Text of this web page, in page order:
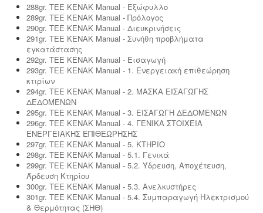
288gr. ΤΕΕ ΚΕΝΑΚ Manual - Εξώφυλλο
289gr. ΤΕΕ ΚΕΝΑΚ Manual - Πρόλογος
290gr. ΤΕΕ ΚΕΝΑΚ Manual - Διευκρινήσεις
291gr. ΤΕΕ ΚΕΝΑΚ Manual - Συνήθη προβλήματα
εγκατάστασης
292gr. ΤΕΕ ΚΕΝΑΚ Manual - Εισαγωγή
293gr. ΤΕΕ ΚΕΝΑΚ Manual - 1. Ενεργειακή επιθεώρηση
κτιρίων
294gr. ΤΕΕ ΚΕΝΑΚ Manual - 2. ΜΑΣΚΑ ΕΙΣΑΓΩΓΗΣ
ΔΕΔΟΜΕΝΩΝ
295gr. ΤΕΕ ΚΕΝΑΚ Manual - 3. ΕΙΣΑΓΩΓΗ ΔΕΔΟΜΕΝΩΝ
296gr. ΤΕΕ ΚΕΝΑΚ Manual - 4. ΓΕΝΙΚΑ ΣΤΟΙΧΕΙΑ
ΕΝΕΡΓΕΙΑΚΗΣ ΕΠΙΘΕΩΡΗΣΗΣ
297gr. ΤΕΕ ΚΕΝΑΚ Manual - 5. ΚΤΗΡΙΟ
298gr. ΤΕΕ ΚΕΝΑΚ Manual - 5.1. Γενικά
299gr. ΤΕΕ ΚΕΝΑΚ Manual - 5.2. Ύδρευση, Αποχέτευση,
Άρδευση Κτηρίου
300gr. ΤΕΕ ΚΕΝΑΚ Manual - 5.3. Ανελκυστήρες
301gr. ΤΕΕ ΚΕΝΑΚ Manual - 5.4. Συμπαραγωγή Ηλεκτρισμού
& Θερμότητας (ΣΗΘ)